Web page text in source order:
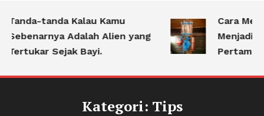
Tanda-tanda Kalau Kamu
Sebenarnya Adalah Alien yang
Tertukar Sejak Bayi.
Cara
Menjadi
Kategori: Tips